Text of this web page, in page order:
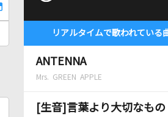
リアルタイムで歌われている
ANTENNA
Mrs. GREEN APPLE
[生音]言葉より大切なもの